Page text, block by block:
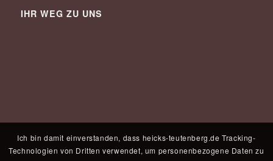
IHR WEG ZU UNS
Ich bin damit einverstanden, dass heicks-teutenberg.de Tracking-
Technologien von Dritten verwendet, um personenbezogene Daten zu